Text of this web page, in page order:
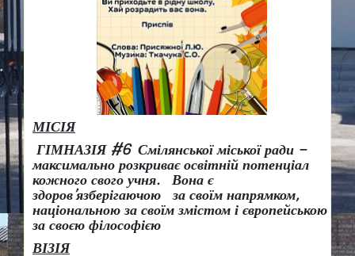
МІСІЯ
ГІМНАЗІЯ #6 Смілянської міської ради –
максимально розкриває освітній потенціал
кожного свого учня.
Вона є
здоров’язберігаючою за своїм напрямком,
національною за своїм змістом і європейською
за своєю філософією
ВІЗІЯ